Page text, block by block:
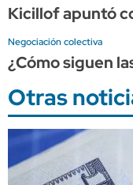
Kicillof apuntó
Negociación colectiva
¿Cómo siguen
Otras